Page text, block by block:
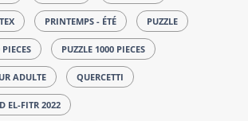
PRINTEMPS - ÉTÉ PUZZLE
PUZZLE 1000 PIECES
ADULTE QUERCETTI
EL-FITR 2022